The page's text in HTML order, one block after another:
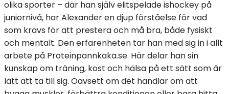
olika sporter – där han själv elitspelade ishockey på
juniornivå, har Alexander en djup förståelse för vad
som krävs för att prestera och må bra, både fysiskt
och mentalt. Den erfarenheten tar han med sig in i allt
arbete på Proteinpannkaka.se. Här delar han sin
kunskap om träning, kost och hälsa på ett sätt som är
lätt att ta till sig. Oavsett om det handlar om att